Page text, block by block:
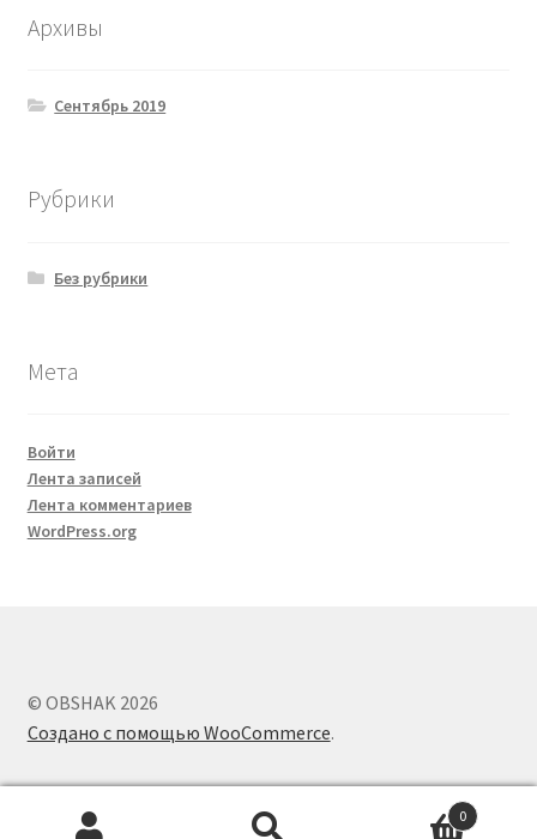
Архивы
Сентябрь 2019
Рубрики
Без рубрики
Мета
Войти
Лента записей
Лента комментариев
WordPress.org
© OBSHAK 2026
Создано с помощью WooCommerce.
0